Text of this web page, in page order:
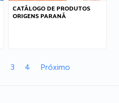
CATÁLOGO DE PRODUTOS
ORIGENS PARANÁ
3 4 Próximo